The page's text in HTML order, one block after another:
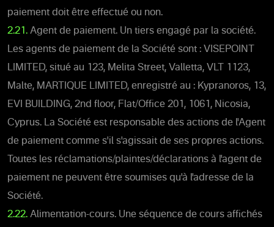
paiement doit être effectué ou non.
2.21. Agent de paiement. Un tiers engagé par la société.
Les agents de paiement de la Société sont : VISEPOINT
LIMITED, situé au 123, Melita Street, Valletta, VLT 1123,
Malte, MARTIQUE LIMITED, enregistré au : Kypranoros, 13,
EVI BUILDING, 2nd floor, Flat/Office 201, 1061, Nicosia,
Cyprus. La Société est responsable des actions de l'Agent
de paiement comme s'il s'agissait de ses propres actions.
Toutes les réclamations/plaintes/déclarations à l'agent de
paiement ne peuvent être soumises qu'à l'adresse de la
Société.
2.22. Alimentation-cours. Une séquence de cours affichés